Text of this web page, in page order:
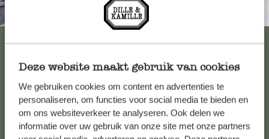
Deze website maakt gebruik van cookies
We gebruiken cookies om content en advertenties te
personaliseren, om functies voor social media te bieden en
om ons websiteverkeer te analyseren. Ook delen we
informatie over uw gebruik van onze site met onze partners
Immer in der Nähe
Kundenservice/Hilfe
Falls Sie Fragen haben oder Tipps und Hilfe brauchen, wenden